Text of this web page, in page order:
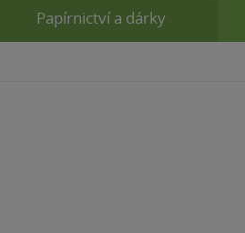
Papírnictví a dárky